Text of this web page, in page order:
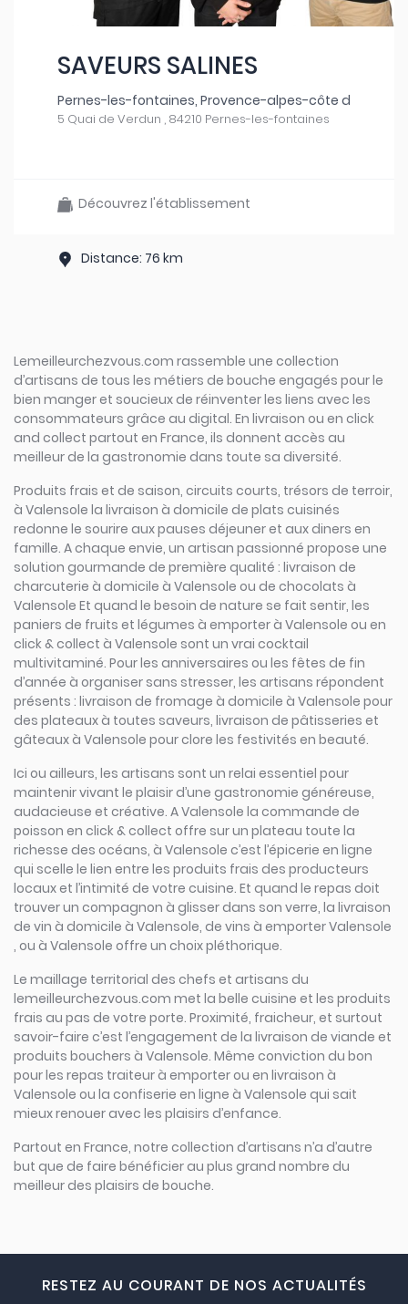
SAVEURS SALINES
Pernes-les-fontaines, Provence-alpes-côte d
5 Quai de Verdun , 84210 Pernes-les-fontaines
Découvrez l'établissement
Distance: 76 km
Lemeilleurchezvous.com rassemble une collection
d’artisans de tous les métiers de bouche engagés pour le
bien manger et soucieux de réinventer les liens avec les
consommateurs grâce au digital. En livraison ou en click
and collect partout en France, ils donnent accès au
meilleur de la gastronomie dans toute sa diversité.
Produits frais et de saison, circuits courts, trésors de terroir,
à Valensole la livraison à domicile de plats cuisinés
redonne le sourire aux pauses déjeuner et aux diners en
famille. A chaque envie, un artisan passionné propose une
solution gourmande de première qualité : livraison de
charcuterie à domicile à Valensole ou de chocolats à
Valensole Et quand le besoin de nature se fait sentir, les
paniers de fruits et légumes à emporter à Valensole ou en
click & collect à Valensole sont un vrai cocktail
multivitaminé. Pour les anniversaires ou les fêtes de fin
d’année à organiser sans stresser, les artisans répondent
présents : livraison de fromage à domicile à Valensole pour
des plateaux à toutes saveurs, livraison de pâtisseries et
gâteaux à Valensole pour clore les festivités en beauté.
Ici ou ailleurs, les artisans sont un relai essentiel pour
maintenir vivant le plaisir d’une gastronomie généreuse,
audacieuse et créative. A Valensole la commande de
poisson en click & collect offre sur un plateau toute la
richesse des océans, à Valensole c’est l’épicerie en ligne
qui scelle le lien entre les produits frais des producteurs
locaux et l’intimité de votre cuisine. Et quand le repas doit
trouver un compagnon à glisser dans son verre, la livraison
de vin à domicile à Valensole, de vins à emporter Valensole
, ou à Valensole offre un choix pléthorique.
Le maillage territorial des chefs et artisans du
lemeilleurchezvous.com met la belle cuisine et les produits
frais au pas de votre porte. Proximité, fraicheur, et surtout
savoir-faire c’est l’engagement de la livraison de viande et
produits bouchers à Valensole. Même conviction du bon
pour les repas traiteur à emporter ou en livraison à
Valensole ou la confiserie en ligne à Valensole qui sait
mieux renouer avec les plaisirs d’enfance.
Partout en France, notre collection d’artisans n’a d’autre
but que de faire bénéficier au plus grand nombre du
meilleur des plaisirs de bouche.
RESTEZ AU COURANT DE NOS ACTUALITÉS